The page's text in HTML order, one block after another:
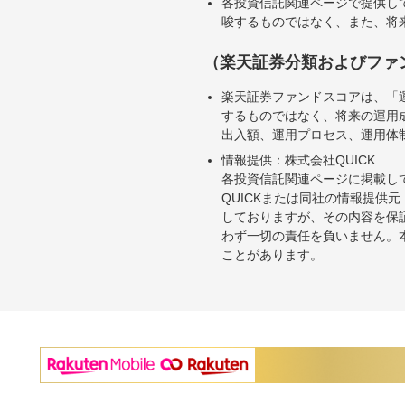
唆するものではなく、また、
（楽天証券分類およびフ
楽天証券ファンドスコアは、
するものではなく、将来の運
出入額、運用プロセス、運用
情報提供：株式会社QUICK
各投資信託関連ページに掲載
QUICKまたは同社の情報提供
しておりますが、その内容を
わず一切の責任を負いません
ことがあります。